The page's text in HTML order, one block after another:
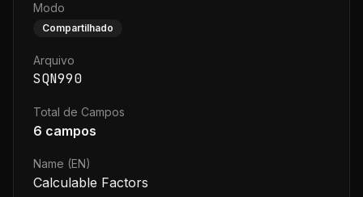
Modo
Compartilhado
Arquivo
SQN990
Total de Campos
6 campos
Name (EN)
Calculable Factors